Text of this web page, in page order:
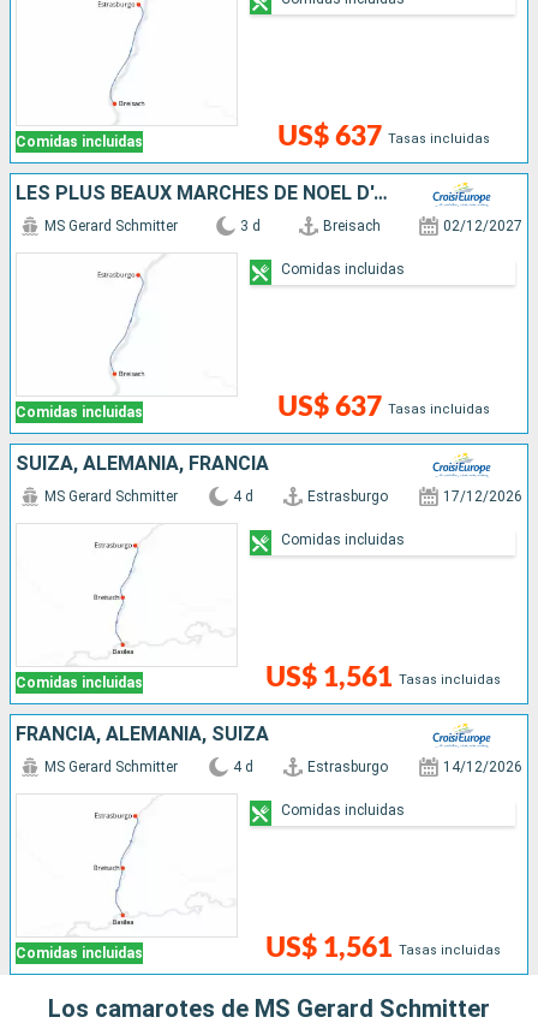
Comidas incluidas US$ 637 Tasas incluidas
LES PLUS BEAUX MARCHÉS DE NOËL D'ALSACE EN CROISIÈRE
Comidas incluidas
MS Gerard Schmitter 3 d Breisach 02/12/2027
US$ 637 Tasas incluidas
Comidas incluidas
SUIZA, ALEMANIA, FRANCIA
Comidas incluidas
MS Gerard Schmitter 4 d Estrasburgo 17/12/2026
US$ 1,561 Tasas incluidas
Comidas incluidas
FRANCIA, ALEMANIA, SUIZA
Comidas incluidas
MS Gerard Schmitter 4 d Estrasburgo 14/12/2026
US$ 1,561 Tasas incluidas
Comidas incluidas
Los camarotes de MS Gerard Schmitter